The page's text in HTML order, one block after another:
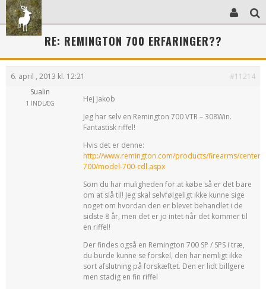
RE: REMINGTON 700 ERFARINGER??
6. april , 2013 kl. 12:21
#11214
Sualin
1 INDLÆG
Hej Jakob
Jeg har selv en Remington 700 VTR – 308Win.
Fantastisk riffel!
Hvis det er denne:
http://www.remington.com/products/firearms/
700/model-700-cdl.aspx
Som du har muligheden for at købe så er det bare
om at slå til! Jeg skal selvfølgeligt ikke kunne sige
noget om hvordan den er blevet behandlet i de
sidste 8 år, men det er jo intet når det kommer til
en riffel!
Der findes også en Remington 700 SP / SPS i træ,
du burde kunne se forskel, den har nemligt ikke
sort afslutning på forskæftet. Den er lidt billgere
men stadig en fin riffel